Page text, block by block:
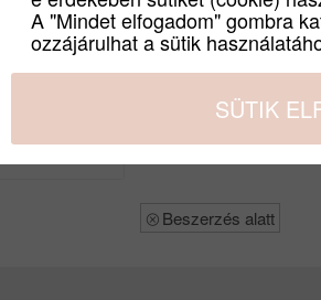
Nettó:
299 134Ft
Beszerzés alatt
A "Mindet elfogadom" gombra
ozzájárulhat a sütik
SÜTIK